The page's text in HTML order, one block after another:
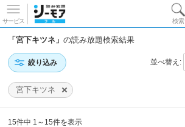
サービス 検索
「宮下キツネ」の読み放題検索結果
絞り込み 並べ替え:
宮下キツネ
15件中 1～15件を表示